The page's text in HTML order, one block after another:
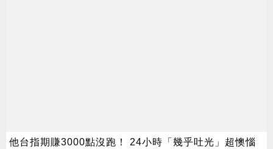
他台指期賺3000點沒跑！ 24小時「幾乎吐光」超懊惱